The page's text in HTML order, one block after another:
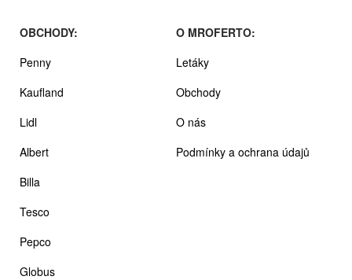
OBCHODY:
Penny
Kaufland
Lidl
Albert
Billa
Tesco
Pepco
Globus
O MROFERTO:
Letáky
Obchody
O nás
Podmínky a ochrana údajů